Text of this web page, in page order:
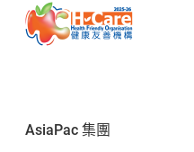
AsiaPac 集團